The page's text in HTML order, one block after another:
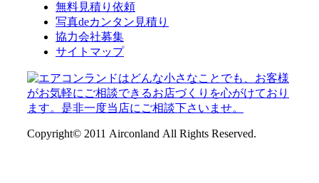
無料見積り依頼
写真deカンタン見積り
協力会社募集
サイトマップ
Copyright© 2011 Airconland All Rights Reserved.